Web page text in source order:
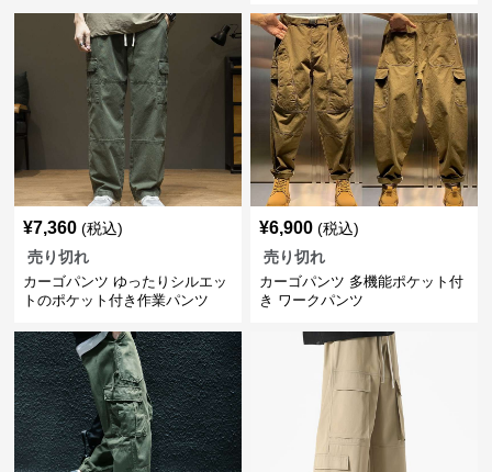
¥7,360 (税込)
売り切れ
カーゴパンツ ゆったりシルエッ
トのポケット付き作業パンツ
¥6,900 (税込)
売り切れ
カーゴパンツ 多機能ポケット付
き ワークパンツ